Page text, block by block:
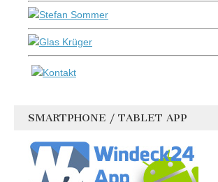
SMARTPHONE / TABLET APP